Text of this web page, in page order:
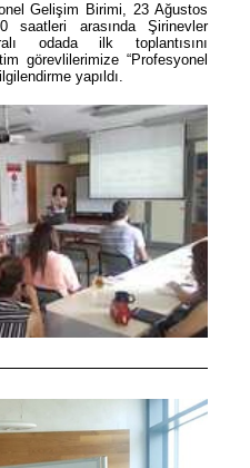
Gelişim Birimi, 23 Ağustos
saatleri arasında Şirinevler
odada ilk toplantısını
görevlilerimize “Profesyonel
yapıldı.